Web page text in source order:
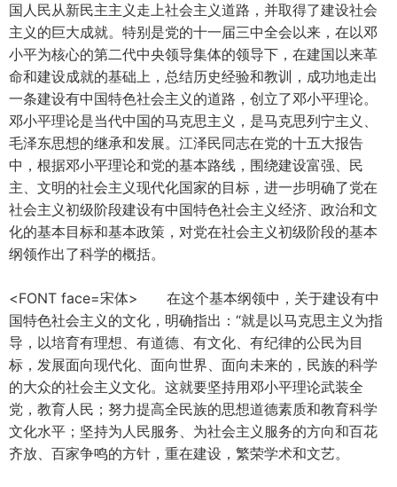
国人民从新民主主义走上社会主义道路，并取得了建设社会
主义的巨大成就。特别是党的十一届三中全会以来，在以邓
小平为核心的第二代中央领导集体的领导下，在建国以来革
命和建设成就的基础上，总结历史经验和教训，成功地走出
一条建设有中国特色社会主义的道路，创立了邓小平理论。
邓小平理论是当代中国的马克思主义，是马克思列宁主义、
毛泽东思想的继承和发展。江泽民同志在党的十五大报告
中，根据邓小平理论和党的基本路线，围绕建设富强、民
主、文明的社会主义现代化国家的目标，进一步明确了党在
社会主义初级阶段建设有中国特色社会主义经济、政治和文
化的基本目标和基本政策，对党在社会主义初级阶段的基本
纲领作出了科学的概括。
<FONT face=宋体> 在这个基本纲领中，关于建设有中
国特色社会主义的文化，明确指出：“就是以马克思主义为指
导，以培育有理想、有道德、有文化、有纪律的公民为目
标，发展面向现代化、面向世界、面向未来的，民族的科学
的大众的社会主义文化。这就要坚持用邓小平理论武装全
党，教育人民；努力提高全民族的思想道德素质和教育科学
文化水平；坚持为人民服务、为社会主义服务的方向和百花
齐放、百家争鸣的方针，重在建设，繁荣学术和文艺。